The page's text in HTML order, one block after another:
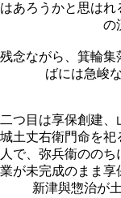
はあろうかと思はれ
の
残念ながら、箕輪集
ばには急峻
二つ目は享保創建
城土丈右衛門命を祀
人で、弥兵衞のの
業が未完成のまま享
新津與惣治が